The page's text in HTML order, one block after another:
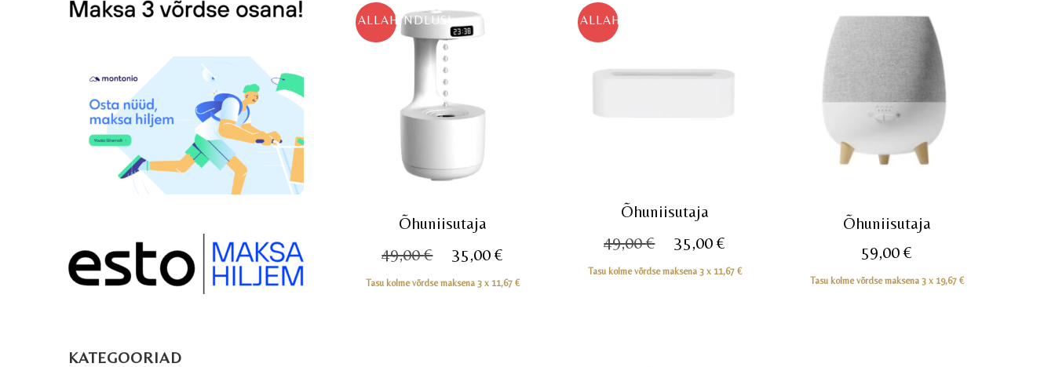
ALLAHINDLUS!
Õhuniisutaja
49,00€
Algne
hind
35,00€
hind
Tasu kolme võrdse maksena 3 x 11,67 €
ALLAHINDLUS!
Õhuniisutaja
49,00€
Algne
hind
35,00€
hind
Tasu kolme võrdse maksena 3 x 11,67 €
Õhuniisutaja
59,00€
Tasu kolme võrdse maksena 3 x 19,67 €
KATEGOORIAD